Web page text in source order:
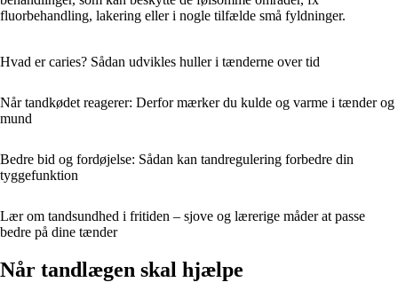
fluorbehandling, lakering eller i nogle tilfælde små fyldninger.
Hvad er caries? Sådan udvikles huller i tænderne over tid
Når tandkødet reagerer: Derfor mærker du kulde og varme i tænder og
mund
Bedre bid og fordøjelse: Sådan kan tandregulering forbedre din
tyggefunktion
Lær om tandsundhed i fritiden – sjove og lærerige måder at passe
bedre på dine tænder
Når tandlægen skal hjælpe